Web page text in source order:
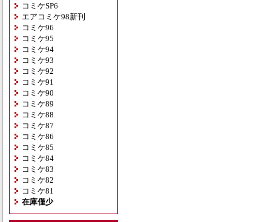
コミケSP6
エアコミケ98新刊
コミケ96
コミケ95
コミケ94
コミケ93
コミケ92
コミケ91
コミケ90
コミケ89
コミケ88
コミケ87
コミケ86
コミケ85
コミケ84
コミケ83
コミケ82
コミケ81
在庫僅少